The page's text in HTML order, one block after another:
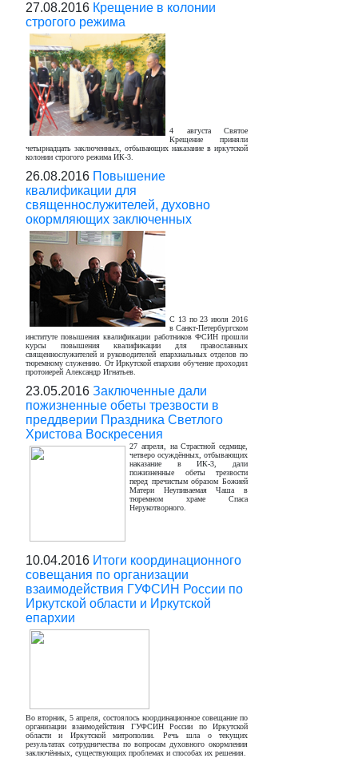
27.08.2016 Крещение в колонии
строгого режима
4 августа Святое
Крещение приняли
четырнадцать заключенных, отбывающих наказание в иркутской
колонии строгого режима ИК-3.
26.08.2016 Повышение
квалификации для
священнослужителей, духовно
окормляющих заключенных
С 13 по 23 июля 2016
в Санкт-Петербургском
институте повышения квалификации работников ФСИН прошли
курсы повышения квалификации для православных
священнослужителей и руководителей епархиальных отделов по
тюремному служению. От Иркутской епархии обучение проходил
протоиерей Александр Игнатьев.
23.05.2016 Заключенные дали
пожизненные обеты трезвости в
преддверии Праздника Светлого
Христова Воскресения
27 апреля, на Страстной седмице,
четверо осуждённых, отбывающих
наказание в ИК-3, дали
пожизненные обеты трезвости
перед пречистым образом Божией
Матери Неупиваемая Чаша в
тюремном храме Спаса
Нерукотворного.
10.04.2016 Итоги координационного
совещания по организации
взаимодействия ГУФСИН России по
Иркутской области и Иркутской
епархии
Во вторник, 5 апреля, состоялось координационное совещание по
организации взаимодействия ГУФСИН России по Иркутской
области и Иркутской митрополии. Речь шла о текущих
результатах сотрудничества по вопросам духовного окормления
заключённых, существующих проблемах и способах их решения.